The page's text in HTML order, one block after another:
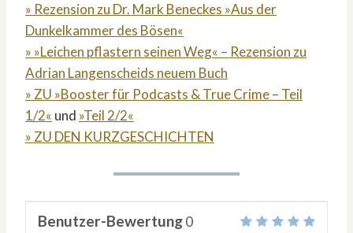
» Rezension zu Dr. Mark Beneckes »Aus der
Dunkelkammer des Bösen«
» »Leichen pflastern seinen Weg« – Rezension zu
Adrian Langenscheids neuem Buch
» ZU »Booster für Podcasts & True Crime – Teil
1/2« und »Teil 2/2«
» ZU DEN KURZGESCHICHTEN
Benutzer-Bewertung0